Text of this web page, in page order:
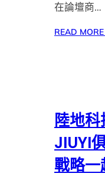
在論壇商…
READ MORE
陸地
JIUYI
戰略